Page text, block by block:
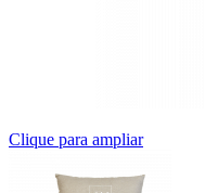
Clique para ampliar